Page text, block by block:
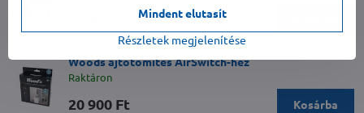
Woods ajtótömítés AirSwitch-hez
Raktáron
20 900 Ft Kosárba
Részletek megjelenítése
Mindent elutasít